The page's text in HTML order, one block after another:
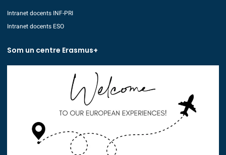
Intranet docents INF-PRI
Intranet docents ESO
Som un centre Erasmus+